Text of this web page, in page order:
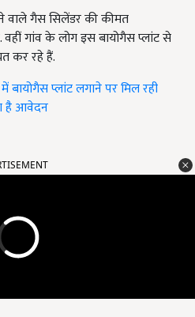
वाले गैस सिलेंडर की कीमत
गांव के लोग इस बायोगैस प्लांट से
कर रहे हैं.
बायोगैस प्लांट लगाने पर मिल रही
है आवेदन